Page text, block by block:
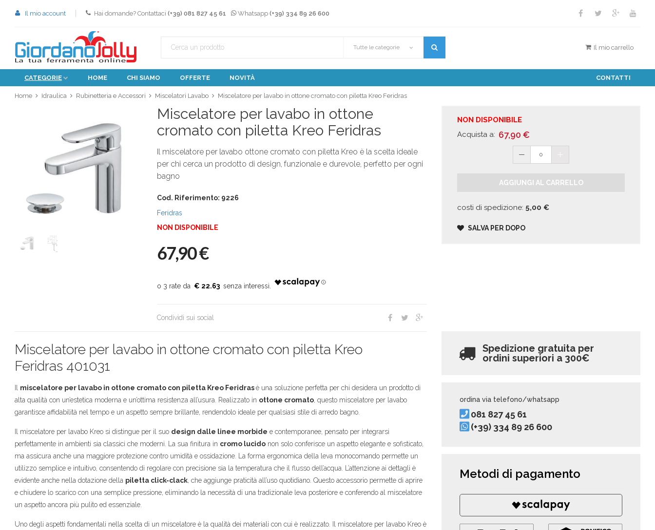
Il mio account Hai domande? Contattaci (+39) 081 827 45 61 Whatsapp (+39) 334 89 26 600
Tutte le categorie Il mio carrello
CATEGORIE HOME CHI SIAMO OFFERTE NOVITÀ CONTATTI
Home Idraulica Rubinetteria e Accessori Miscelatori Lavabo Miscelatore per lavabo in ottone cromato con piletta Kreo Feridras
Miscelatore per lavabo in ottone
cromato con piletta Kreo Feridras
Il miscelatore per lavabo ottone cromato con piletta Kreo è la scelta ideale
per chi cerca un prodotto di design, funzionale e durevole, perfetto per ogni
bagno
Cod. Riferimento: 9226
Feridras
NON DISPONIBILE
67,90€
€ 22.63
Condividi sui social
NON DISPONIBILE
Acquista a: 67,90 €
0
AGGIUNGI AL CARRELLO
costi di spedizione: 5,00 €
SALVA PER DOPO
Miscelatore per lavabo in ottone cromato con piletta Kreo
Feridras 401031
Il miscelatore per lavabo in ottone cromato con piletta Kreo Feridrasè una soluzione perfetta per chi desidera un prodotto di
alta qualità con un’estetica moderna e un’ottima resistenza all’usura. Realizzato in ottone cromato, questo miscelatore per lavabo
garantisce affidabilità nel tempo e un aspetto sempre brillante, rendendolo ideale per qualsiasi stile di arredo bagno.
Il miscelatore per lavabo Kreo si distingue per il suo design dalle linee morbide e contemporanee, pensato per integrarsi
perfettamente in ambienti sia classici che moderni. La sua finitura in cromo lucido non solo conferisce un aspetto elegante e sofisticato,
ma assicura anche una maggiore protezione contro umidità e ossidazione. La forma ergonomica della leva monocomando permette un
utilizzo semplice e intuitivo, consentendo di regolare con precisione sia la temperatura che il flusso dell’acqua. L’attenzione ai dettagli è
evidente anche nella dotazione della piletta click-clack, che aggiunge praticità all’uso quotidiano. Questo accessorio permette di aprire
e chiudere lo scarico con una semplice pressione, eliminando la necessità di una tradizionale leva posteriore e conferendo al miscelatore
un aspetto ancora più pulito ed essenziale.
Uno degli aspetti fondamentali nella scelta di un miscelatore è la qualità dei materiali con cui è realizzato. Il miscelatore per lavabo Kreo è
Spedizione gratuita per
ordini superiori a 300€
ordina via telefono/whatsapp
081 827 45 61
(+39) 334 89 26 600
Metodi di pagamento